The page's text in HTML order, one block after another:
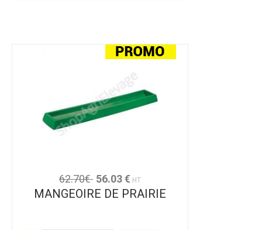
62.70€ 56.03 € HT
MANGEOIRE DE PRAIRIE